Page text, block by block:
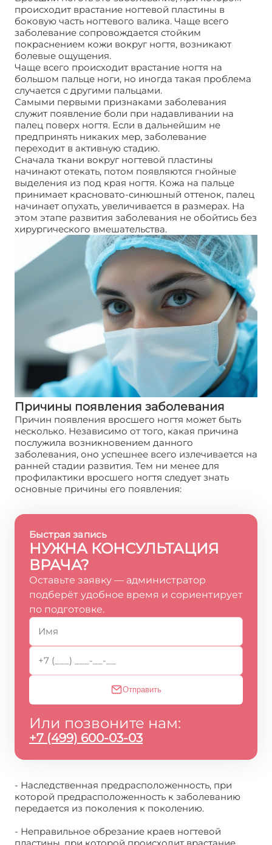
происходит врастание ногтевой пластины в
боковую часть ногтевого валика. Чаще всего
заболевание сопровождается стойким
покраснением кожи вокруг ногтя, возникают
болевые ощущения.
Чаще всего происходит врастание ногтя на
большом пальце ноги, но иногда такая проблема
случается с другими пальцами.
Самыми первыми признаками заболевания
служит появление боли при надавливании на
палец поверх ногтя. Если в дальнейшим не
предпринять никаких мер, заболевание
переходит в активную стадию.
Сначала ткани вокруг ногтевой пластины
начинают отекать, потом появляются гнойные
выделения из под края ногтя. Кожа на пальце
принимает красновато-синюшный оттенок, палец
начинает опухать, увеличивается в размерах. На
этом этапе развития заболевания не обойтись без
хирургического вмешательства.
Причины появления заболевания
Причин появления вросшего ногтя может быть
несколько. Независимо от того, какая причина
послужила возникновением данного
заболевания, оно успешнее всего излечивается на
ранней стадии развития. Тем ни менее для
профилактики вросшего ногтя следует знать
основные причины его появления:
Быстрая запись
НУЖНА КОНСУЛЬТАЦИЯ
ВРАЧА?
Оставьте заявку — администратор
подберёт удобное время и сориентирует
по подготовке.
Отправить
Или позвоните нам:
+7 (499) 600-03-03
- Наследственная предрасположенность, при
которой предрасположенность к заболеванию
передается из поколения к поколению.
- Неправильное обрезание краев ногтевой